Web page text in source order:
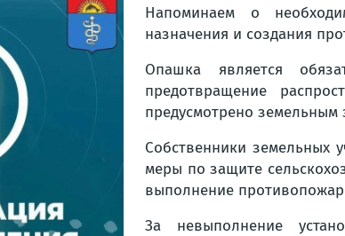
Напоминаем о
назначения и создания
Опашка является
предотвращение
предусмотрено земельным
Собственники земельных
меры по защите
выполнение
За невыполнение